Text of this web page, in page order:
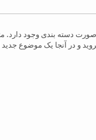
دسته بندی وجود
و در آنجا یک موضوع